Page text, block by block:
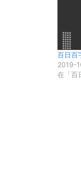
百日百
2019-
在「百